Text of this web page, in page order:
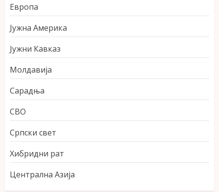
Европа
Јужна Америка
Јужни Кавказ
Молдавија
Сарадња
СВО
Српски свет
Хибридни рат
Централна Азија